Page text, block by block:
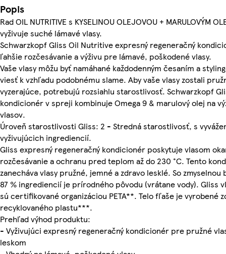
Popis
Rad OIL NUTRITIVE s KYSELINOU OLEJOVOU + MARULOVÝM
vyživuje suché lámavé vlasy.
Schwarzkopf Gliss Oil Nutritive expresný regeneračný
ľahšie rozčesávanie a výživu pre lámavé, poškodené vlasy.
Vaše vlasy môžu byť namáhané každodenným česaním a
viesť k vzhľadu podobnému slame. Aby vaše vlasy zostali
vyzerajúce, potrebujú rozsiahlu starostlivosť. Schwarzkopf
kondicionér v spreji kombinuje Omega 9 & marulový olej na
vlasov.
Úroveň starostlivosti Gliss: 2 - Stredná starostlivosť, s
vyživujúcich ingrediencií.
Gliss expresný regeneračný kondicionér poskytuje vlasom
rozčesávanie a ochranu pred teplom až do 230 °C. Tento
zanecháva vlasy pružné, jemné a zdravo lesklé. So zmyselnou
87 % ingrediencií je prírodného pôvodu (vrátane vody). Gliss
sú certifikované organizáciou PETA**. Telo fľaše je vyrobené
recyklovaného plastu***.
Prehľad výhod produktu:
- Vyživujúci expresný regeneračný kondicionér pre pružné
leskom